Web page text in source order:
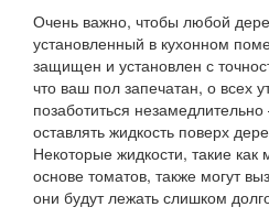
Очень важно, чтобы любой
установленный в кухонном
защищен и установлен с
что ваш пол запечатан, о всех
позаботиться
оставлять жидкость поверх
Некоторые жидкости, такие
основе томатов, также могут
они будут лежать слишком